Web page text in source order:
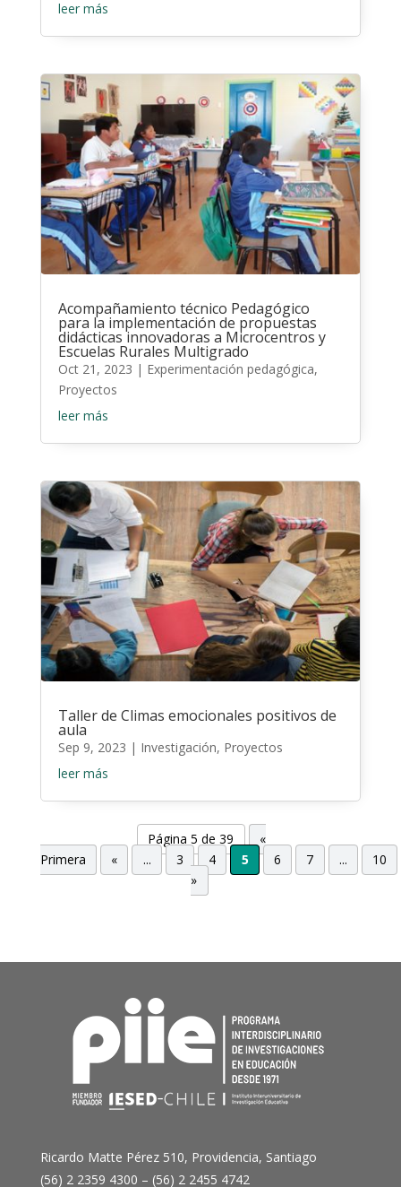
leer más
Acompañamiento técnico Pedagógico
para la implementación de propuestas
didácticas innovadoras a Microcentros y
Escuelas Rurales Multigrado
Oct 21, 2023 | Experimentación pedagógica,
Proyectos
leer más
Taller de Climas emocionales positivos de
aula
Sep 9, 2023 | Investigación, Proyectos
leer más
Página 5 de 39
«
Primera
« ... 3 4 5 6 7 ...
10
»
Ricardo Matte Pérez 510, Providencia, Santiago
(56) 2 2359 4300 – (56) 2 2455 4742